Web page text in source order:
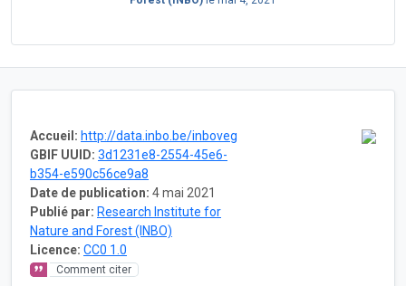
Accueil: http://data.inbo.be/inboveg
GBIF UUID: 3d1231e8-2554-45e6-
b354-e590c56ce9a8
Date de publication: 4 mai 2021
Publié par: Research Institute for
Nature and Forest (INBO)
Licence: CC0 1.0
Comment citer